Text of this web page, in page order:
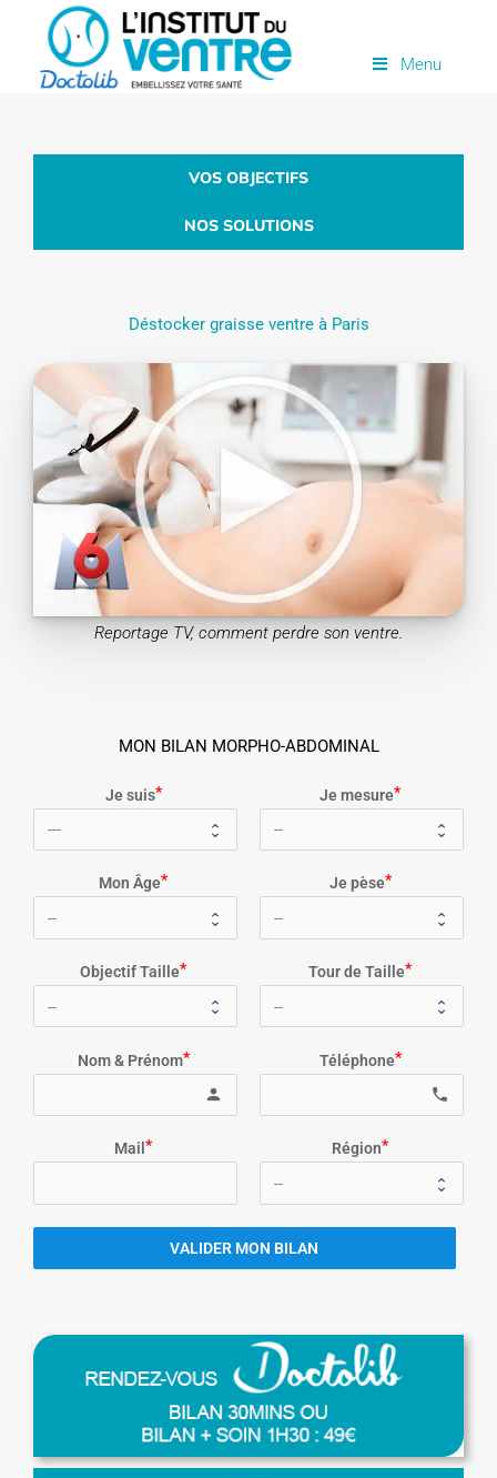
contenu
Menu
VOS OBJECTIFS
NOS SOLUTIONS
Déstocker graisse ventre à Paris
Reportage TV, comment perdre son ventre.
MON BILAN MORPHO-ABDOMINAL
Je suis Je mesure
Mon Âge Je pèse
Objectif Taille Tour de Taille
Nom & Prénom
person
Téléphone
local_phone
Mail Région
VALIDER MON BILAN